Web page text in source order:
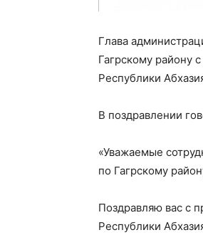
Глава
Гагрскому району
Республики
В поздравлении
«Уважаемые
по Гагрскому
Поздравляю вас с
Республики